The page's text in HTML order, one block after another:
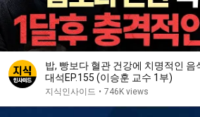
밥, 빵보다 혈관 건강에 치명적인 음
대석EP.155 (이승훈 교수 1부)
지식인사이드 • 746K views